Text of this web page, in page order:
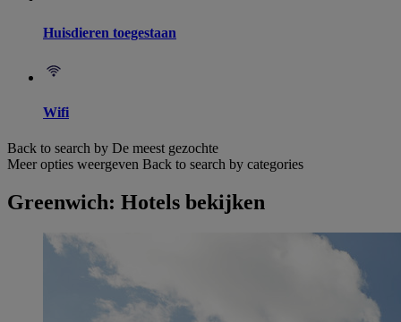
Huisdieren toegestaan
Wifi
Back to search by De meest gezochte
Meer opties weergeven Back to search by categories
Greenwich: Hotels bekijken